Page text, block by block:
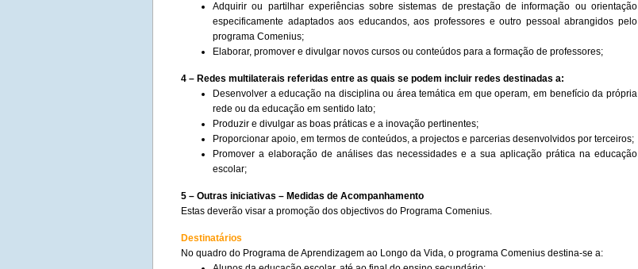
Adquirir ou partilhar experiências sobre sistemas de prestação de informação ou orientação
especificamente adaptados aos educandos, aos professores e outro pessoal abrangidos pelo
programa Comenius;
Elaborar, promover e divulgar novos cursos ou conteúdos para a formação de professores;
4 – Redes multilaterais referidas entre as quais se podem incluir redes destinadas a:
Desenvolver a educação na disciplina ou área temática em que operam, em benefício da própria
rede ou da educação em sentido lato;
Produzir e divulgar as boas práticas e a inovação pertinentes;
Proporcionar apoio, em termos de conteúdos, a projectos e parcerias desenvolvidos por terceiros;
Promover a elaboração de análises das necessidades e a sua aplicação prática na educação
escolar;
5 – Outras iniciativas – Medidas de Acompanhamento
Estas deverão visar a promoção dos objectivos do Programa Comenius.
Destinatários
No quadro do Programa de Aprendizagem ao Longo da Vida, o programa Comenius destina-se a: